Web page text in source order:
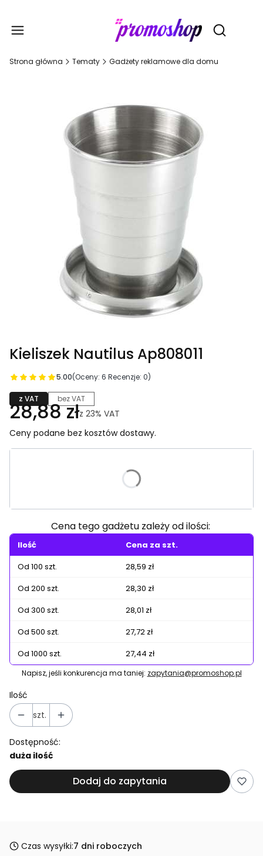
Otwórz
Strona główna Tematy Gadżety reklamowe dla domu
Kieliszek Nautilus Ap808011
5.00(Oceny: 6 Recenzje: 0)
z VAT bez VAT
28,88 złz 23% VAT
Ceny podane bez kosztów dostawy.
Poszczególne warianty mogą różnić się ceną
Cena tego gadżetu zależy od ilości:
Ilość
Cena za szt.
Od 100 szt.
28,59 zł
Od 200 szt.
28,30 zł
Od 300 szt.
28,01 zł
Od 500 szt.
27,72 zł
Od 1000 szt.
27,44 zł
Napisz, jeśli konkurencja ma taniej: zapytania@promoshop.pl
Ilość
szt.
Dostępność:
duża ilość
Dodaj do zapytania
Czas wysyłki:7 dni roboczych